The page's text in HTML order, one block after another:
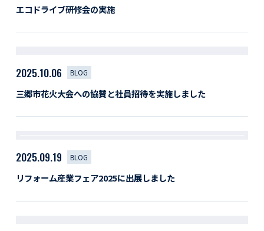
エコドライブ研修会の実施
2025.10.06 BLOG
三郷市花火大会への協賛と社員招待を実施しました
2025.09.19 BLOG
リフォーム産業フェア2025に出展しました